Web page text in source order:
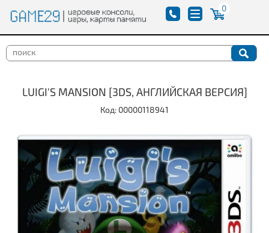
0
LUIGI'S MANSION [3DS, АНГЛИЙСКАЯ ВЕРСИЯ]
Код: 00000118941